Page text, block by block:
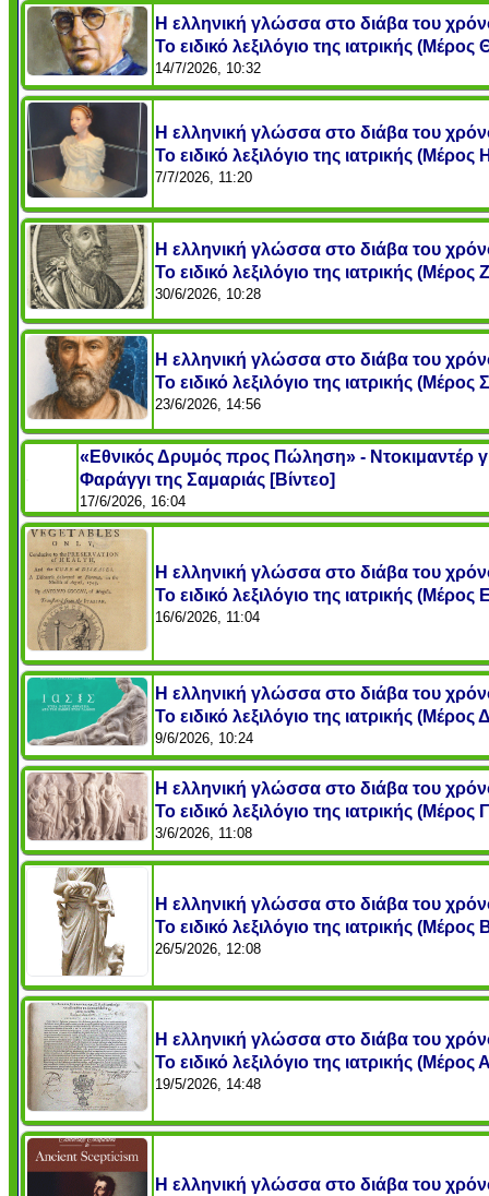
Η ελληνική γλώσσα στο διάβα του
Το ειδικό λεξιλόγιο της ιατρικής (Μέρος
14/7/2026, 10:32
Η ελληνική γλώσσα στο διάβα του
Το ειδικό λεξιλόγιο της ιατρικής (Μέρος
7/7/2026, 11:20
Η ελληνική γλώσσα στο διάβα του
Το ειδικό λεξιλόγιο της ιατρικής (Μέρος
30/6/2026, 10:28
Η ελληνική γλώσσα στο διάβα του
Το ειδικό λεξιλόγιο της ιατρικής (Μέρος
23/6/2026, 14:56
«Εθνικός Δρυμός προς Πώληση» - Ντοκιμαντέρ
Φαράγγι της Σαμαριάς [Βίντεο]
17/6/2026, 16:04
Η ελληνική γλώσσα στο διάβα του
Το ειδικό λεξιλόγιο της ιατρικής (Μέρος
16/6/2026, 11:04
Η ελληνική γλώσσα στο διάβα του
Το ειδικό λεξιλόγιο της ιατρικής (Μέρος
9/6/2026, 10:24
Η ελληνική γλώσσα στο διάβα του
Το ειδικό λεξιλόγιο της ιατρικής (Μέρος
3/6/2026, 11:08
Η ελληνική γλώσσα στο διάβα του
Το ειδικό λεξιλόγιο της ιατρικής (Μέρος
26/5/2026, 12:08
Η ελληνική γλώσσα στο διάβα του
Το ειδικό λεξιλόγιο της ιατρικής (Μέρος
19/5/2026, 14:48
Η ελληνική γλώσσα στο διάβα του